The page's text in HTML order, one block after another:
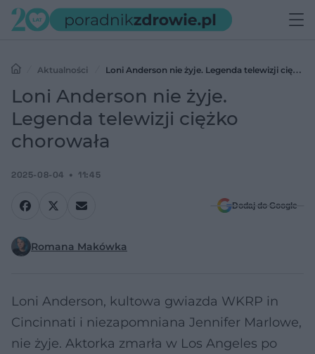
Aktualności
Loni Anderson nie żyje. Legenda telewizji ciężko
chorowała
Loni Anderson nie żyje.
Legenda telewizji ciężko
chorowała
2025-08-04 11:45
Dodaj do Google
Romana Makówka
Loni Anderson, kultowa gwiazda WKRP in
Cincinnati i niezapomniana Jennifer Marlowe,
nie żyje. Aktorka zmarła w Los Angeles po